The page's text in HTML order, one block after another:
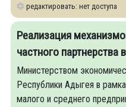
редактировать: нет доступа
Реализация
частного партнерства
Министерством
Республики Адыгея в
малого и среднего